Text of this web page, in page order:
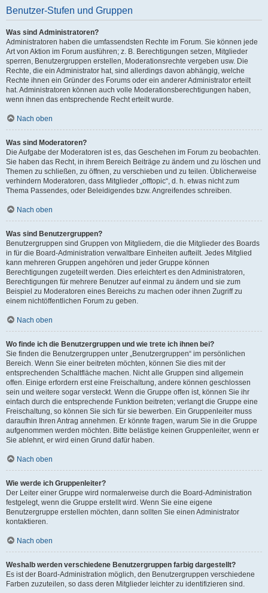
Benutzer-Stufen und Gruppen
Was sind Administratoren?
Administratoren haben die umfassendsten Rechte im Forum. Sie können jede
Art von Aktion im Forum ausführen; z. B. Berechtigungen setzen, Mitglieder
sperren, Benutzergruppen erstellen, Moderationsrechte vergeben usw. Die
Rechte, die ein Administrator hat, sind allerdings davon abhängig, welche
Rechte ihnen ein Gründer des Forums oder ein anderer Administrator erteilt
hat. Administratoren können auch volle Moderationsberechtigungen haben,
wenn ihnen das entsprechende Recht erteilt wurde.
Nach oben
Was sind Moderatoren?
Die Aufgabe der Moderatoren ist es, das Geschehen im Forum zu beobachten.
Sie haben das Recht, in ihrem Bereich Beiträge zu ändern und zu löschen und
Themen zu schließen, zu öffnen, zu verschieben und zu teilen. Üblicherweise
verhindern Moderatoren, dass Mitglieder „offtopic“, d. h. etwas nicht zum
Thema Passendes, oder Beleidigendes bzw. Angreifendes schreiben.
Nach oben
Was sind Benutzergruppen?
Benutzergruppen sind Gruppen von Mitgliedern, die die Mitglieder des Boards
in für die Board-Administration verwaltbare Einheiten aufteilt. Jedes Mitglied
kann mehreren Gruppen angehören und jeder Gruppe können
Berechtigungen zugeteilt werden. Dies erleichtert es den Administratoren,
Berechtigungen für mehrere Benutzer auf einmal zu ändern und sie zum
Beispiel zu Moderatoren eines Bereichs zu machen oder ihnen Zugriff zu
einem nichtöffentlichen Forum zu geben.
Nach oben
Wo finde ich die Benutzergruppen und wie trete ich ihnen bei?
Sie finden die Benutzergruppen unter „Benutzergruppen“ im persönlichen
Bereich. Wenn Sie einer beitreten möchten, können Sie dies mit der
entsprechenden Schaltfläche machen. Nicht alle Gruppen sind allgemein
offen. Einige erfordern erst eine Freischaltung, andere können geschlossen
sein und weitere sogar versteckt. Wenn die Gruppe offen ist, können Sie ihr
einfach durch die entsprechende Funktion beitreten; verlangt die Gruppe eine
Freischaltung, so können Sie sich für sie bewerben. Ein Gruppenleiter muss
daraufhin Ihren Antrag annehmen. Er könnte fragen, warum Sie in die Gruppe
aufgenommen werden möchten. Bitte belästige keinen Gruppenleiter, wenn er
Sie ablehnt, er wird einen Grund dafür haben.
Nach oben
Wie werde ich Gruppenleiter?
Der Leiter einer Gruppe wird normalerweise durch die Board-Administration
festgelegt, wenn die Gruppe erstellt wird. Wenn Sie eine eigene
Benutzergruppe erstellen möchten, dann sollten Sie einen Administrator
kontaktieren.
Nach oben
Weshalb werden verschiedene Benutzergruppen farbig dargestellt?
Es ist der Board-Administration möglich, den Benutzergruppen verschiedene
Farben zuzuteilen, so dass deren Mitglieder leichter zu identifizieren sind.